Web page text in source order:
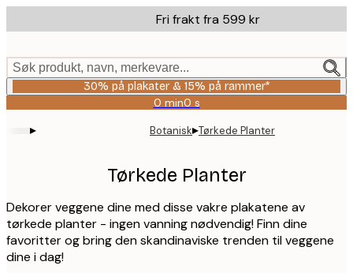
to
content.
Fri frakt fra 599 kr
Søk produkt, navn, merkevare...
30% på plakater & 15% på rammer*
0 min0 s
Gyldig
til
og
2026-
08-
▸ Botanisk▸Tørkede Planter
Tørkede Planter
Dekorer veggene dine med disse vakre plakatene av
tørkede planter - ingen vanning nødvendig! Finn dine
favoritter og bring den skandinaviske trenden til veggene
dine i dag!